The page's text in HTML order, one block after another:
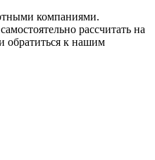
компаниями.
рассчитать на
обратиться к нашим